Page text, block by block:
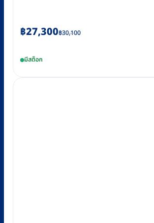
฿30,100
Original
was:
฿27,300
Current
is:มีสต็อก